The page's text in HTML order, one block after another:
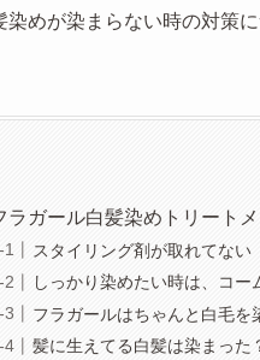
染めが染まらない時の対策
ラガール白髪染めトリート
スタイリング剤が取れてない
しっかり染めたい時は、コー
フラガールはちゃんと白毛を
髪に生えてる白髪は染まった